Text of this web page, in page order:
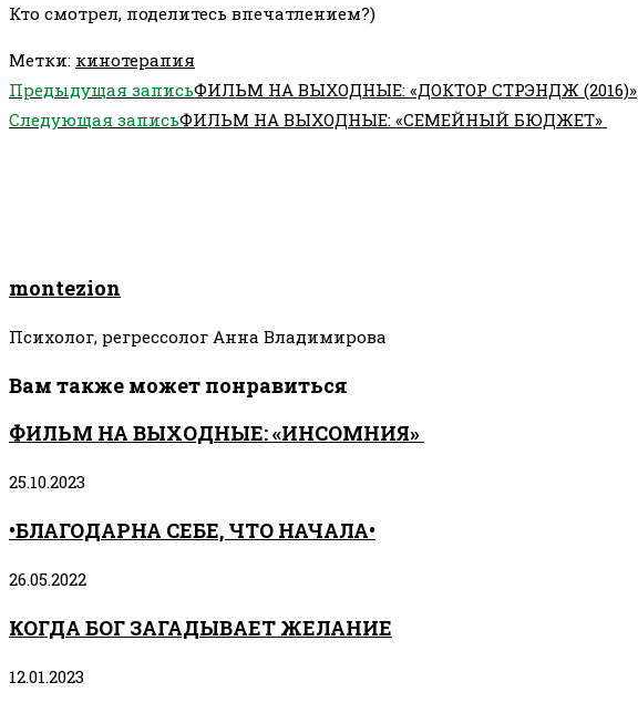
Кто смотрел, поделитесь впечатлением?)
Метки: кинотерапия
Еще
статьи
Предыдущая записьФИЛЬМ НА ВЫХОДНЫЕ: «ДОКТОР СТРЭНДЖ (2016)»
Следующая записьФИЛЬМ НА ВЫХОДНЫЕ: «СЕМЕЙНЫЙ БЮДЖЕТ»
montezion
Психолог, регрессолог Анна Владимирова
Вам также может понравиться
ФИЛЬМ НА ВЫХОДНЫЕ: «ИНСОМНИЯ»
25.10.2023
•БЛАГОДАРНА СЕБЕ, ЧТО НАЧАЛА•
26.05.2022
КОГДА БОГ ЗАГАДЫВАЕТ ЖЕЛАНИЕ
12.01.2023